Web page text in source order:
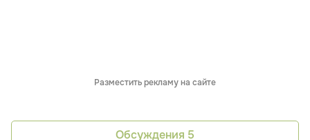
Разместить рекламу на сайте
Обсуждения 5